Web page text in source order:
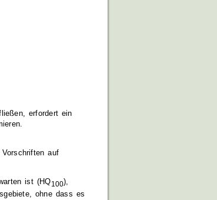
erfordert ein
auf
ist (HQ100),
ohne dass es